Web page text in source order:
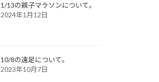
1/13の親子マラソンについて。
2024年1月12日
10/8の遠足について。
2023年10月7日